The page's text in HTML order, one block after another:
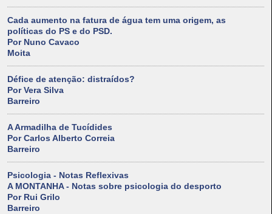
Cada aumento na fatura de água tem uma origem, as
políticas do PS e do PSD.
Por Nuno Cavaco
Moita
Défice de atenção: distraídos?
Por Vera Silva
Barreiro
A Armadilha de Tucídides
Por Carlos Alberto Correia
Barreiro
Psicologia - Notas Reflexivas
A MONTANHA - Notas sobre psicologia do desporto
Por Rui Grilo
Barreiro